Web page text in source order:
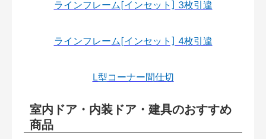
ラインフレーム[インセット] 3枚引違
ラインフレーム[インセット] 4枚引違
L型コーナー間仕切
室内ドア・内装ドア・建具のおすすめ
商品